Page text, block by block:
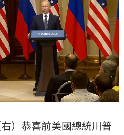
）恭喜前美國總統川普